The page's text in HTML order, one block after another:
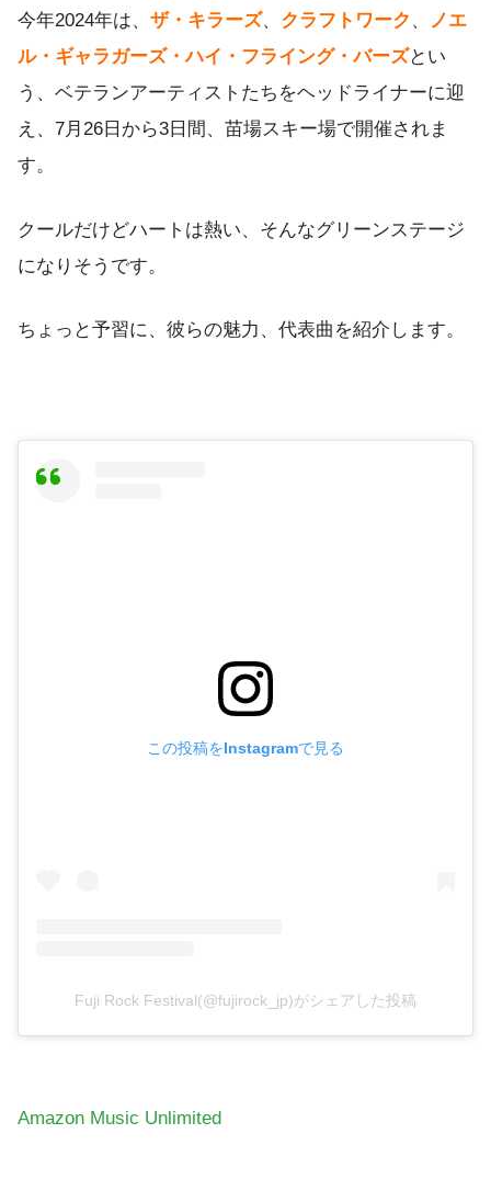
今年2024年は、 ザ・キラーズ、 クラフトワーク 、
ノエ
ル・ギャラガーズ・ハイ・フライング・バーズとい
う、ベテランアーティストたちをヘッドライナーに迎
え、7月26日から3日間、苗場スキー場で開催されま
す。
クールだけどハートは熱い、そんなグリーンステージ
になりそうです。
ちょっと予習に、彼らの魅力、代表曲を紹介します。
この投稿をInstagramで見る
Fuji Rock Festival(@fujirock_jp)がシェアした投稿
Amazon Music Unlimited